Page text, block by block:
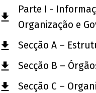
Parte I -
Organização e
Secção A –
Secção B –
Secção C –